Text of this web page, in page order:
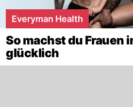
Everyman Health
So machst du Frauen
glücklich